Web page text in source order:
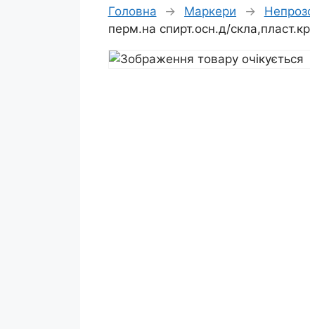
Головна → Маркери →
перм.на спирт.осн.д/